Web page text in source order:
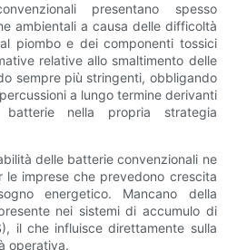
presentano spesso
ambientali a causa delle difficoltà
piombo e dei componenti tossici
relative allo smaltimento delle
sempre più stringenti, obbligando
a lungo termine derivanti
nella propria strategia
delle batterie convenzionali ne
le imprese che prevedono crescita
energetico. Mancano della
nei sistemi di accumulo di
il che influisce direttamente sulla
operativa.